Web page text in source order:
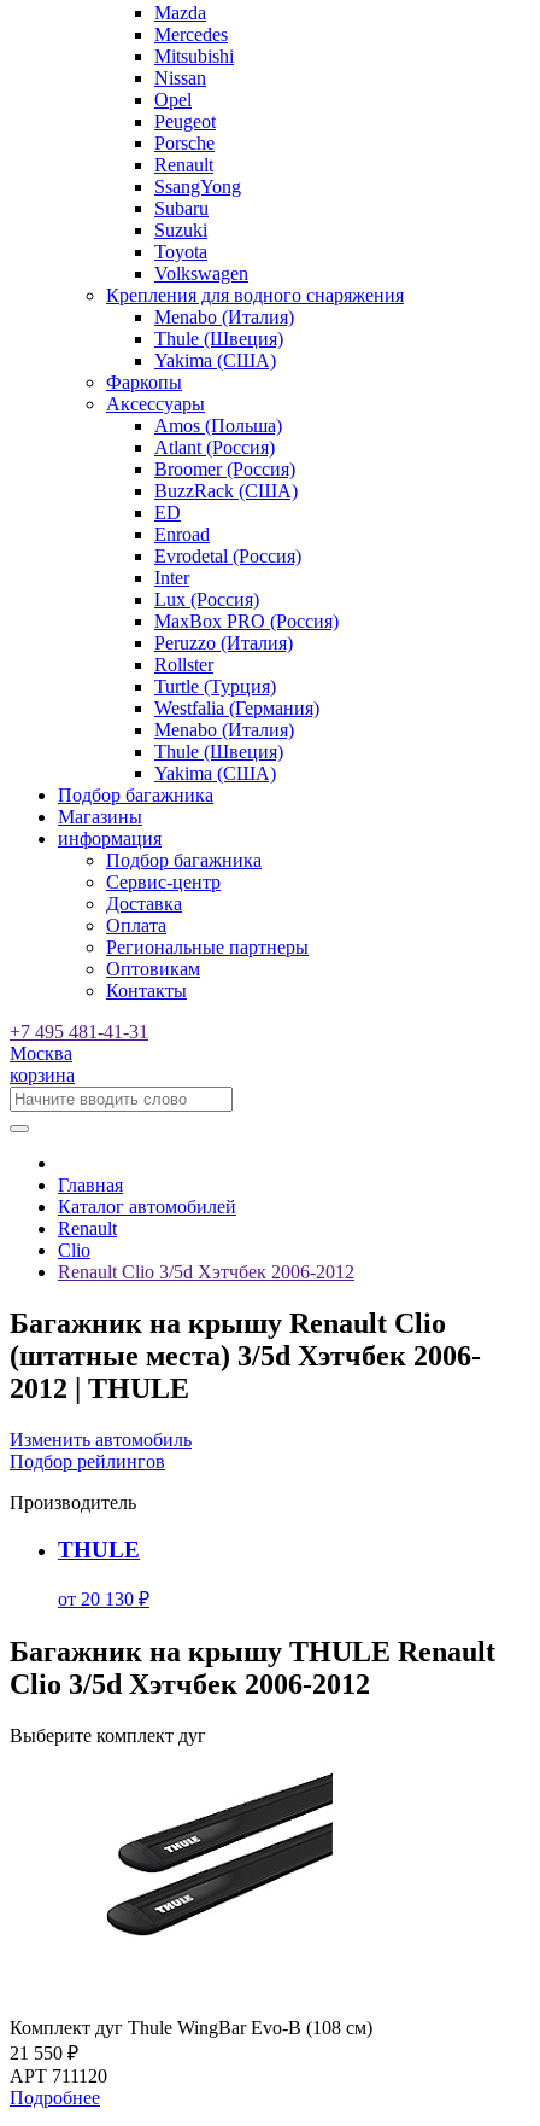
Mazda
Mercedes
Mitsubishi
Nissan
Opel
Peugeot
Porsche
Renault
SsangYong
Subaru
Suzuki
Toyota
Volkswagen
Крепления для водного снаряжения
Menabo (Италия)
Thule (Швеция)
Yakima (США)
Фаркопы
Аксессуары
Amos (Польша)
Atlant (Россия)
Broomer (Россия)
BuzzRack (США)
ED
Enroad
Evrodetal (Россия)
Inter
Lux (Россия)
MaxBox PRO (Россия)
Peruzzo (Италия)
Rollster
Turtle (Турция)
Westfalia (Германия)
Menabo (Италия)
Thule (Швеция)
Yakima (США)
Подбор багажника
Магазины
информация
Подбор багажника
Сервис-центр
Доставка
Оплата
Региональные партнеры
Оптовикам
Контакты
+7 495 481-41-31
Москва
корзина
Главная
Каталог автомобилей
Renault
Clio
Renault Clio 3/5d Хэтчбек 2006-2012
Багажник на крышу Renault Clio
(штатные места) 3/5d Хэтчбек 2006-
2012 | THULE
Изменить автомобиль
Подбор рейлингов
Производитель
THULE
от 20 130 ₽
Багажник на крышу THULE Renault
Clio 3/5d Хэтчбек 2006-2012
Выберите комплект дуг
Комплект дуг Thule WingBar Evo-B (108 см)
21 550 ₽
АРТ 711120
Подробнее